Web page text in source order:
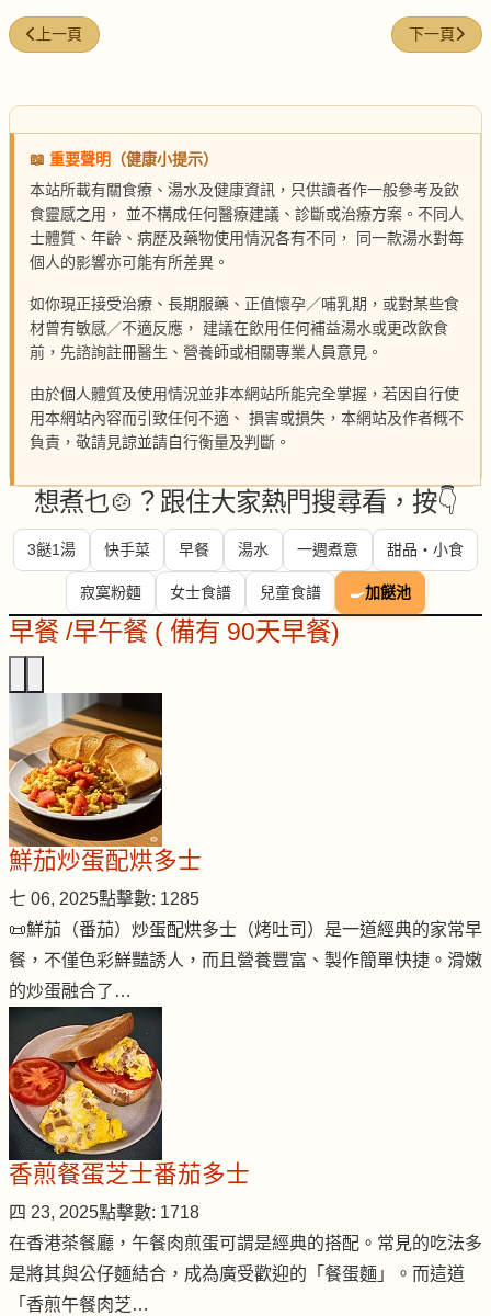
上一篇文章: 胡椒白果海鮮湯
上一頁 下一篇文章
下一頁
📖 重要聲明
（健康小提示）
本站所載有關食療、湯水及健康資訊，只供讀者作一般參考及飲
食靈感之用， 並不構成任何醫療建議、診斷或治療方案。不同人
士體質、年齡、病歷及藥物使用情況各有不同， 同一款湯水對每
個人的影響亦可能有所差異。
如你現正接受治療、長期服藥、正值懷孕／哺乳期，或對某些食
材曾有敏感／不適反應， 建議在飲用任何補益湯水或更改飲食
前，先諮詢註冊醫生、營養師或相關專業人員意見。
由於個人體質及使用情況並非本網站所能完全掌握，若因自行使
用本網站內容而引致任何不適、 損害或損失，本網站及作者概不
負責，敬請見諒並請自行衡量及判斷。
想煮乜🍲？跟住大家熱門搜尋看，按👇
3餸1湯 快手菜 早餐 湯水 一週煮意 甜品・小食
寂寞粉麵 女士食譜 兒童食譜 🍳加餸池
早餐 /早午餐 ( 備有 90天早餐)
鮮茄炒蛋配烘多士
七 06, 2025點擊數: 1285
📜鮮茄（番茄）炒蛋配烘多士（烤吐司）是一道經典的家常早
餐，不僅色彩鮮豔誘人，而且營養豐富、製作簡單快捷。滑嫩
的炒蛋融合了…
香煎餐蛋芝士番茄多士
四 23, 2025點擊數: 1718
在香港茶餐廳，午餐肉煎蛋可謂是經典的搭配。常見的吃法多
是將其與公仔麵結合，成為廣受歡迎的「餐蛋麵」。而這道
「香煎午餐肉芝…